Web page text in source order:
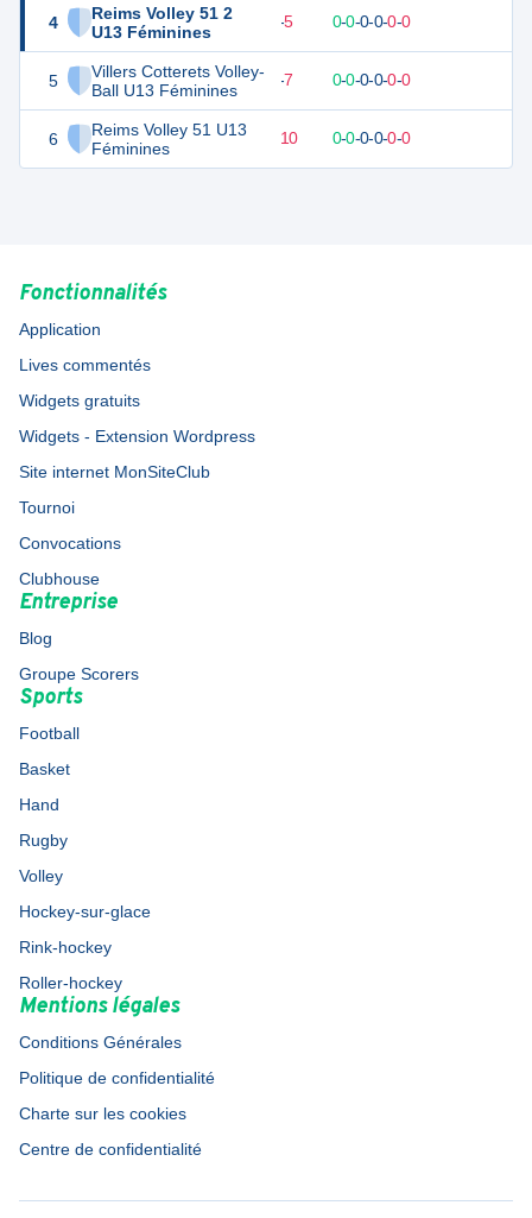
4
Reims Volley 51 2
U13 Féminines
5
Villers Cotterets Volley-
Ball U13 Féminines
6
Reims Volley 51 U13
Féminines
15 10 -5 0-0-0-0-0-0
9 10 -7 0-0-0-0-0-0
0 10 10 0-0-0-0-0-0
Fonctionnalités
Application
Lives commentés
Widgets gratuits
Widgets - Extension Wordpress
Site internet MonSiteClub
Tournoi
Convocations
Clubhouse
Entreprise
Blog
Groupe Scorers
Sports
Football
Basket
Hand
Rugby
Volley
Hockey-sur-glace
Rink-hockey
Roller-hockey
Mentions légales
Conditions Générales
Politique de confidentialité
Charte sur les cookies
Centre de confidentialité